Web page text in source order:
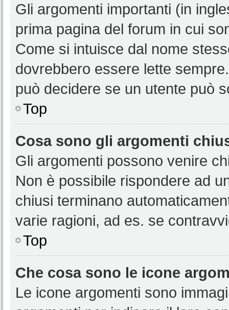
Gli argomenti importanti (in
prima pagina del forum in cui
Come si intuisce dal nome
dovrebbero essere lette
può decidere se un utente può
Top
Cosa sono gli argomenti
Gli argomenti possono venire
Non è possibile rispondere ad
chiusi terminano
varie ragioni, ad es. se
Top
Che cosa sono le icone
Le icone argomenti sono